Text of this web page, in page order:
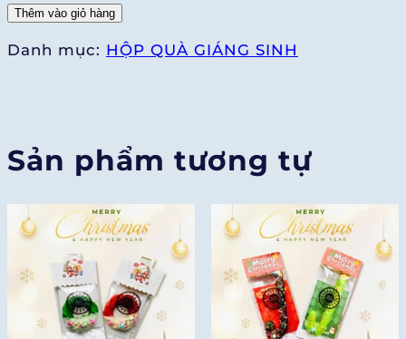
X'mas
số
Thêm vào giỏ hàng
Danh mục: HỘP QUÀ GIÁNG SINH
Sản phẩm tương tự